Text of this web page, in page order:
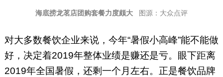
海底捞龙茗店团购套餐力度颇大 图源：大众点评
对大多数餐饮企业来说，今年“暑假小高峰”能不能做
好，决定着2019年整体业绩是赚还是亏。眼下距离
2019年全国暑假，还剩一个月左右。正是餐饮品牌